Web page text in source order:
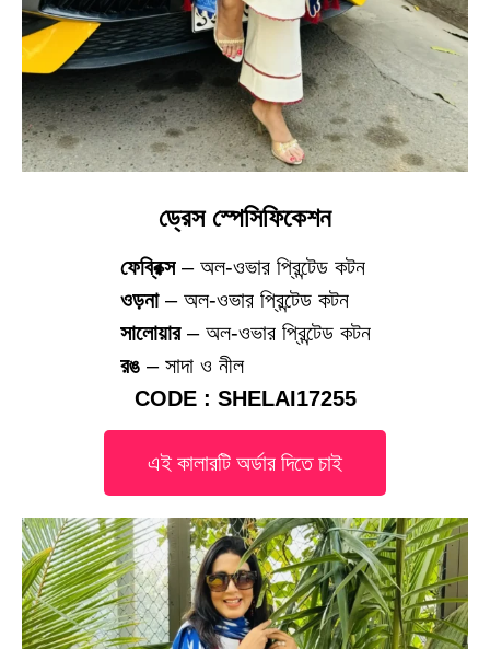
ড্রেস স্পেসিফিকেশন
ফেব্রিক্স– অল-ওভার প্রিন্টেড কটন
ওড়না– অল-ওভার প্রিন্টেড কটন
সালোয়ার– অল-ওভার প্রিন্টেড কটন
রঙ– সাদা ও নীল
CODE : SHELAI17255
এই কালারটি অর্ডার দিতে চাই